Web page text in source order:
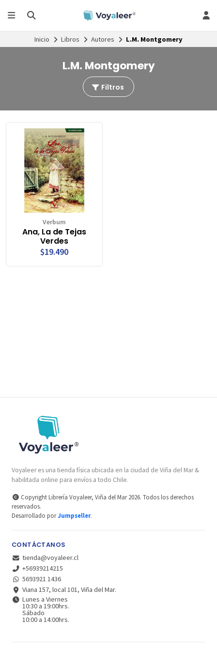
Inicio Libros Autores L.M. Montgomery
L.M. Montgomery
Filtros
Verbum
Ana, La de Tejas
Verdes
$19.490
Voyaleer es una tienda física ubicada en la ciudad de Viña del Mar &
habilitada online para envíos a todo Chile.
Copyright Librería Voyaleer, Viña del Mar 2026. Todos los derechos
reservados.
Desarrollado porJumpseller.
CONTÁCTANOS
tienda@voyaleer.cl
+56939214215
5693921 1436
Viana 157, local 101, Viña del Mar.
Lunes a Viernes
10:30 a 19:00hrs.
Sábado
10:00 a 14:00hrs.